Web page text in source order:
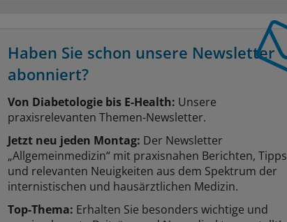
Haben Sie schon unsere Newsletter
abonniert?
Von Diabetologie bis E-Health: Unsere
praxisrelevanten Themen-Newsletter.
Jetzt neu jeden Montag: Der Newsletter
„Allgemeinmedizin“ mit praxisnahen Berichten, Tipps
und relevanten Neuigkeiten aus dem Spektrum der
internistischen und hausärztlichen Medizin.
Top-Thema: Erhalten Sie besonders wichtige und